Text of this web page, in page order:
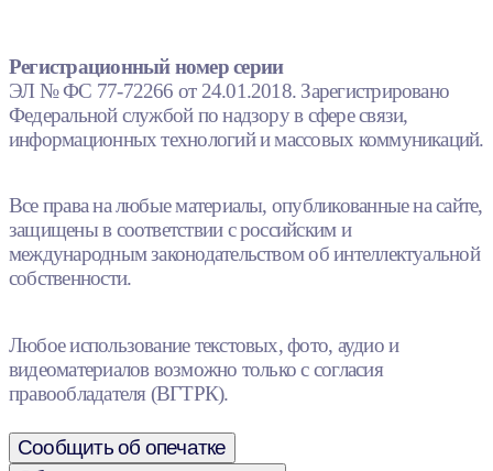
Регистрационный номер серии
ЭЛ № ФС 77-72266 от 24.01.2018. Зарегистрировано
Федеральной службой по надзору в сфере связи,
информационных технологий и массовых коммуникаций.
Все права на любые материалы, опубликованные на сайте,
защищены в соответствии с российским и
международным законодательством об интеллектуальной
собственности.
Любое использование текстовых, фото, аудио и
видеоматериалов возможно только с согласия
правообладателя (ВГТРК).
Сообщить об опечатке